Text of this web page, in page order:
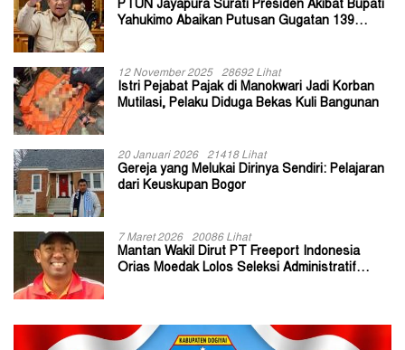
PTUN Jayapura Surati Presiden Akibat Bupati
Yahukimo Abaikan Putusan Gugatan 139
12 November 2025 28692 Lihat
Istri Pejabat Pajak di Manokwari Jadi Korban
Mutilasi, Pelaku Diduga Bekas Kuli Bangunan
20 Januari 2026 21418 Lihat
Gereja yang Melukai Dirinya Sendiri: Pelajaran
dari Keuskupan Bogor
7 Maret 2026 20086 Lihat
Mantan Wakil Dirut PT Freeport Indonesia
Orias Moedak Lolos Seleksi Administratif